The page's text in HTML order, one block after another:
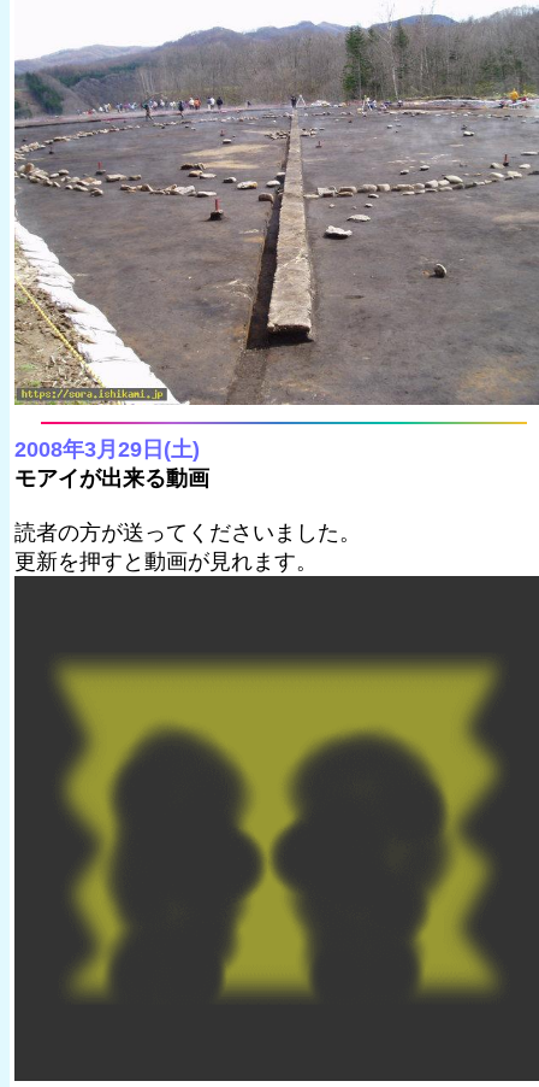
2008年3月29日(土)
モアイが出来る動画
読者の方が送ってくださいました。
更新を押すと動画が見れます。